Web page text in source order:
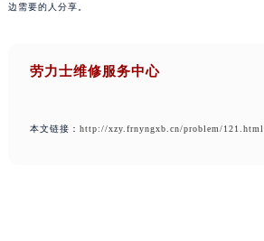
边需要的人分享。
劳力士维修服务中心
本文链接： http://xzy.frnyngxb.cn/problem/121.html